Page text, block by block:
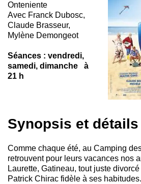
Onteniente
Avec Franck Dubosc,
Claude Brasseur,
Mylène Demongeot
Séances : vendredi,
samedi, dimanche à
21 h
Synopsis et détails
Comme chaque été, au Camping
retrouvent pour leurs vacances nos
Laurette, Gatineau, tout juste
Patrick Chirac fidèle à ses habitudes.